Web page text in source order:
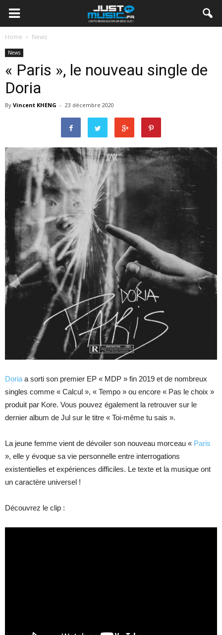
Home News
News
« Paris », le nouveau single de
Doria
By Vincent KHENG - 23 décembre 2020
Doria a sorti son premier EP « MDP » fin 2019 et de nombreux
singles comme « Calcul », « Tempo » ou encore « Pas le choix »
produit par Kore. Vous pouvez également la retrouver sur le
dernier album de Jul sur le titre « Toi-même tu sais ».
La jeune femme vient de dévoiler son nouveau morceau « Paris
», elle y évoque sa vie personnelle entre interrogations
existentielles et expériences difficiles. Le texte et la musique ont
un caractère universel !
Découvrez le clip :